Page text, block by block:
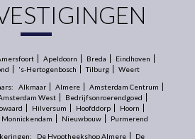
Apeldoorn Breda
Eindhoven
's-Hertogenbosch Tilburg Weert
Alkmaar Almere
Amsterdam Centrum
West
Bedrijfsonroerendgoed
Hilversum Hoofddorp
Hoorn
Monnickendam Nieuwbouw Purmerend
De Hypotheekshop Almere De